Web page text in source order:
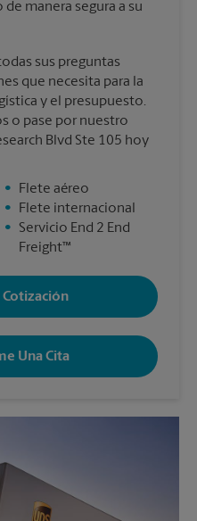
manera segura a su
sus preguntas
que necesita para la
y el presupuesto.
o pase por nuestro
Blvd Ste 105 hoy
•
Flete aéreo
•
Flete internacional
•
Servicio End 2 End
Freight™
Cotización
Una Cita